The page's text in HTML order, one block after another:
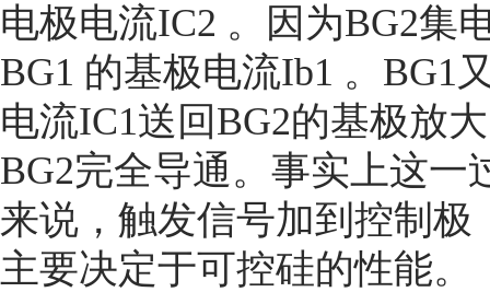
电极电流IC2 。因为BG2集
BG1 的基极电流Ib1 。BG1
电流IC1送回BG2的基极放
BG2完全导通。事实上这一
来说，触发信号加到控制
主要决定于可控硅的性能。